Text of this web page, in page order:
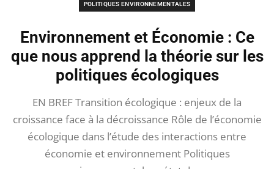
POLITIQUES ENVIRONNEMENTALES
Environnement et Économie : Ce
que nous apprend la théorie sur les
politiques écologiques
EN BREF Transition écologique : enjeux de la
croissance face à la décroissance Rôle de l’économie
écologique dans l’étude des interactions entre
économie et environnement Politiques